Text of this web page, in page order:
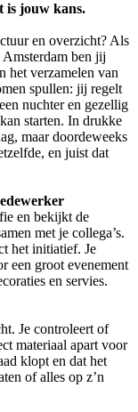
is jouw kans.
en overzicht? Als
ben jij
het verzamelen van
spullen: jij regelt
nuchter en gezellig
starten. In drukke
maar doordeweeks
en juist dat
en bekijkt de
met je collega’s.
het initiatief. Je
een groot evenement
en servies.
Je controleert of
materiaal apart voor
klopt en dat het
of alles op z’n